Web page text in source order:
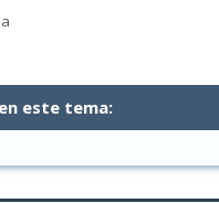
este tema: